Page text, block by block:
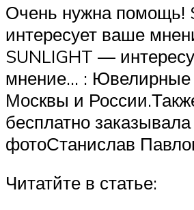
Очень нужна помощь!
интересует ваше
SUNLIGHT —
мнение… : Ювелирные
Москвы и
бесплатно
фотоСтанислав
Читатйте в статье: